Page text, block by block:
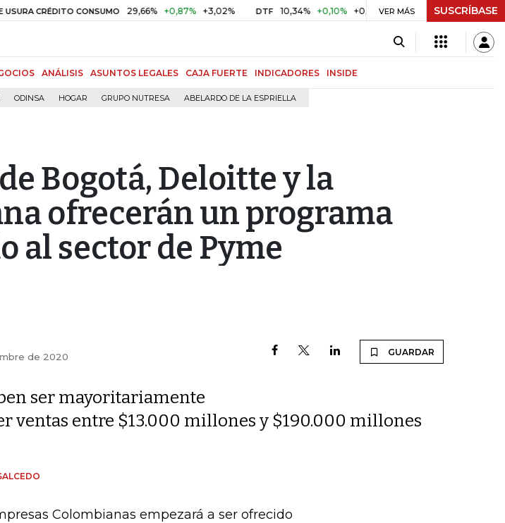
CRÉDITO CONSUMO 29,66% +0,87% +3,02% DTF 10,34% +0,10% +0,98% UVR $ 417,01 +$ 0,05
VER MÁS SUSCRÍBASE
ANÁLISIS ASUNTOS LEGALES CAJA FUERTE INDICADORES INSIDE
ODINSA HOGAR GRUPO NUTRESA ABELARDO DE LA ESPRIELLA
Bogotá, Deloitte y la
ofrecerán un programa
al sector de Pyme
de 2020 GUARDAR
ser mayoritariamente
ventas entre $13.000 millones y $190.000 millones
Colombianas empezará a ser ofrecido